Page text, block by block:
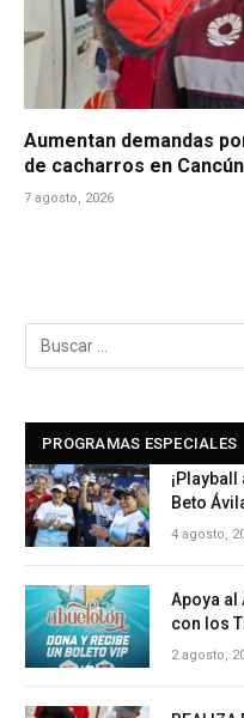
Aumentan demandas
de cacharros en Cancún
7 agosto, 2026
PROGRAMAS ESPECIALES
Beto
4 agosto,
Apoya al
con los
2 agosto,